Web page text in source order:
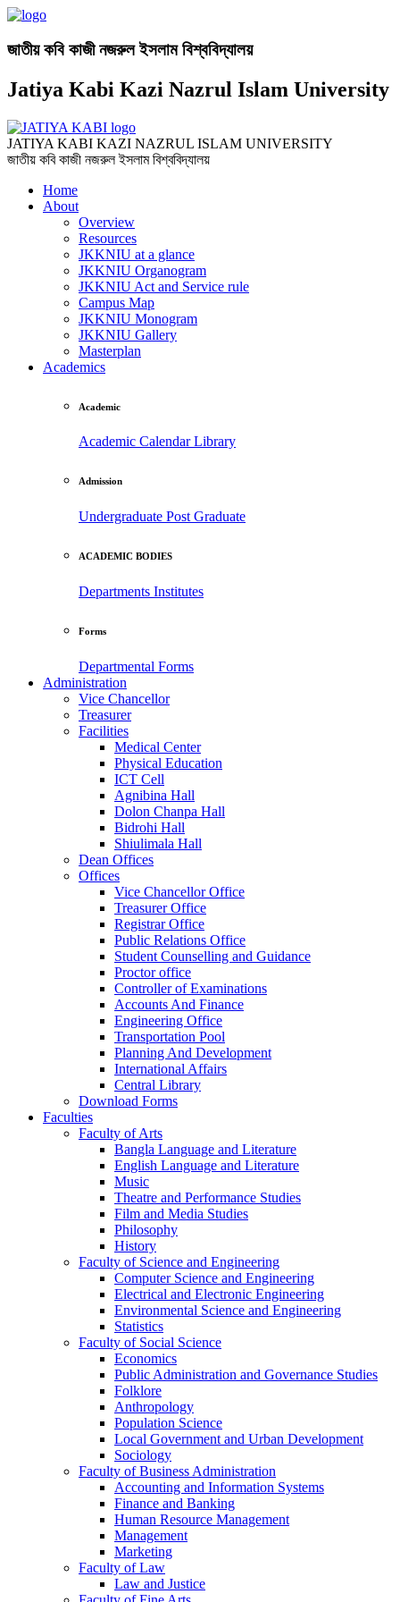
জাতীয় কবি কাজী নজরুল ইসলাম বিশ্ববিদ্যালয়
Jatiya Kabi Kazi Nazrul Islam University
JATIYA KABI KAZI NAZRUL ISLAM UNIVERSITY
জাতীয় কবি কাজী নজরুল ইসলাম বিশ্ববিদ্যালয়
Home
About
Overview
Resources
JKKNIU at a glance
JKKNIU Organogram
JKKNIU Act and Service rule
Campus Map
JKKNIU Monogram
JKKNIU Gallery
Masterplan
Academics
Academic
Academic CalendarLibrary
Admission
Undergraduate Post Graduate
ACADEMIC BODIES
Departments Institutes
Forms
Departmental Forms
Administration
Vice Chancellor
Treasurer
Facilities
Medical Center
Physical Education
ICT Cell
Agnibina Hall
Dolon Chanpa Hall
Bidrohi Hall
Shiulimala Hall
Dean Offices
Offices
Vice Chancellor Office
Treasurer Office
Registrar Office
Public Relations Office
Student Counselling and Guidance
Proctor office
Controller of Examinations
Accounts And Finance
Engineering Office
Transportation Pool
Planning And Development
International Affairs
Central Library
Download Forms
Faculties
Faculty of Arts
Bangla Language and Literature
English Language and Literature
Music
Theatre and Performance Studies
Film and Media Studies
Philosophy
History
Faculty of Science and Engineering
Computer Science and Engineering
Electrical and Electronic Engineering
Environmental Science and Engineering
Statistics
Faculty of Social Science
Economics
Public Administration and Governance Studies
Folklore
Anthropology
Population Science
Local Government and Urban Development
Sociology
Faculty of Business Administration
Accounting and Information Systems
Finance and Banking
Human Resource Management
Management
Marketing
Faculty of Law
Law and Justice